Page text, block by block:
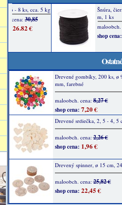
Drevené gombíky, 200 ks, ø
mm, farebné
maloobch. cena:8,27 €
shop cena: 7,20 €
Drevené srdiečka, 2, 5 - 4, 5
maloobch. cena:2,26 €
shop cena: 1,96 €
Drevený spinner, ø 15 cm,
maloobch. cena:25,82 €
shop cena: 22,45 €